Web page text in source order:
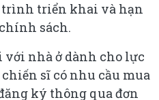
trình triển khai và hạn
sách.
nhà ở dành cho lực
sĩ có nhu cầu mua
ký thông qua đơn